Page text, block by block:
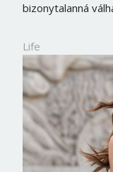
bizonytalanná
Life